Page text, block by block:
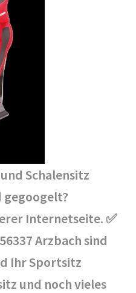
Schalensitz
gegoogelt?
Internetseite. ✅
Arzbach sind
Ihr Sportsitz
und noch vieles